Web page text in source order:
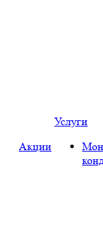
Акции
Услуги